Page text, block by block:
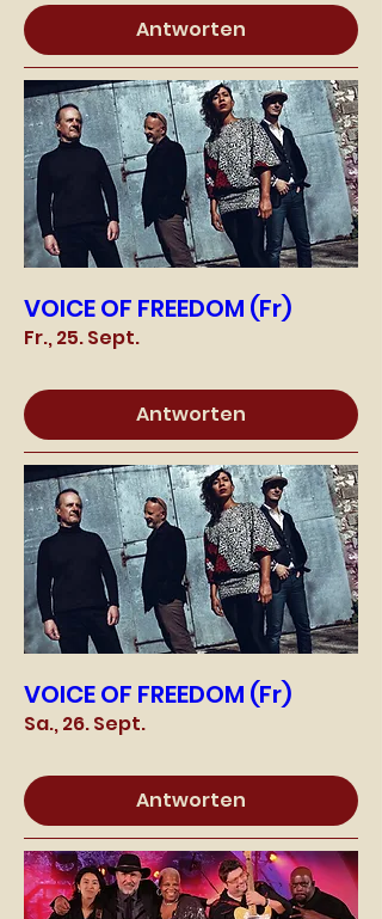
Antworten
VOICE OF FREEDOM (Fr)
Fr., 25. Sept.
Antworten
VOICE OF FREEDOM (Fr)
Sa., 26. Sept.
Antworten